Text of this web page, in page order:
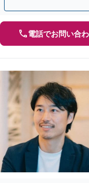
電話でお問い合